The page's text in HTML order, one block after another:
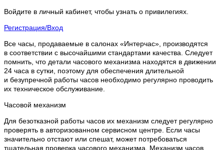
Войдите в личный кабинет, чтобы узнать о привилегиях.
Регистрация/Вход
Все часы, продаваемые в салонах «Интерчас», производятся
в соответствии с высочайшими стандартами качества. Следует
помнить, что детали часового механизма находятся в движении
24 часа в сутки, поэтому для обеспечения длительной
и безупречной работы часов необходимо регулярно проводить
их техническое обслуживание.
Часовой механизм
Для безотказной работы часов их механизм следует регулярно
проверять в авторизованном сервисном центре. Если часы
значительно отстают или спешат, может потребоваться
тщательная проверка часового механизма. Механизм часов